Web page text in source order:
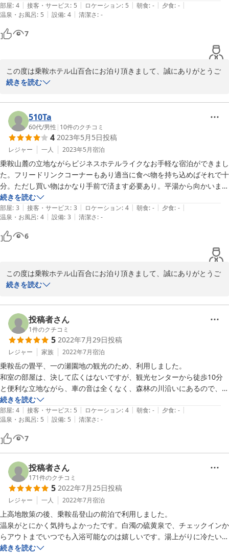
今度は屋外のBBQをリベンジしに行きたいと思います。
部屋: 4 | 接客・サービス: 5 | ロケーション: 5 | 朝食: - | 夕食: - |
温泉・お風呂: 5 | 設備: 4 | 清潔さ: -
7
この度は乗鞍ホテル山百合にお泊り頂きまして、誠にありがとうご
ざいます。
販売前のBBQお試しプランでしたが、2泊とも雨で楽しんで頂けた
が気がかりでした。
個室食堂でお子様もTV見ながら楽しめたようで安心しました。
温泉はたくさん利用されたみたいで、
何もない宿ですが、天然温泉を楽しんで頂けたなら幸いです。
また、BBQリベンジや冬の時期いらっしゃるのを
お待ちしております。
2023-07-14
続きを読む
510Ta
60代/男性 | 10件のクチコミ
4 2023年5月5日投稿
レジャー 一人 2023年5月宿泊
乗鞍山麓の立地ながらビジネスホテルライクなお手軽な宿泊ができまし
た。フリードリンクコーナーもあり適当に食べ物を持ち込めばそれで十
分。ただし買い物はかなり手前で済ます必要あり。平湯から向かいまし
たが道中にコンビニは無し。お風呂は乳白色の硫黄臭漂う本格温泉。
続きを読む
部屋: 3 | 接客・サービス: 3 | ロケーション: 4 | 朝食: - | 夕食: - |
温泉・お風呂: 4 | 設備: 3 | 清潔さ: -
6
この度は乗鞍ホテル山百合にお泊り頂きまして、誠にありがとうご
ざいます。
現在素泊まりのみの営業となっておりますが、手軽に宿泊出来る天
然硫黄泉の宿として満足して頂けるように努めております。
少しでも満足して頂けたなら幸いです。
フリードリンクは今年のGWから始めました。
（お茶、麦茶、コーヒー、フレーバーティー）
古い宿ですが、少しでもお客様に快適な宿泊になればと思います。
季節を変えて、またのお越しをお待ちしております。
この度は、クチコミ投稿ありがとうございました。
2023-05-12
続きを読む
投稿者さん
1件のクチコミ
5 2022年7月29日投稿
レジャー 家族 2022年7月宿泊
乗鞍岳の畳平、一の瀬園地の観光のため、利用しました。
和室の部屋は、決して広くはないですが、観光センターから徒歩10分
と便利な立地ながら、車の音は全くなく、森林の川沿いにあるので、と
ても雰囲気良かったです。
廊下にトースター、レンジ、ポットがあります。
温泉は、低学年の子供には熱く、足だけ浸かっていましたが、私には最
高でした。木の床も癒されます。
洗面所や風呂場の掃除面は、正直あまり行き届いていなく…  神経質な
方は気になるとおもいますが、古さがよくはあります。
トイレは洋式で清潔です。
全体的に、とてもゆったり過ごすことができました。
続きを読む
部屋: 4 | 接客・サービス: 5 | ロケーション: 4 | 朝食: - | 夕食: - |
温泉・お風呂: 5 | 設備: 5 | 清潔さ: -
7
投稿者さん
171件のクチコミ
5 2022年7月25日投稿
レジャー 一人 2022年7月宿泊
上高地散策の後、乗鞍岳登山の前泊で利用しました。
温泉がとにかく気持ちよかったです。白濁の硫黄泉で、チェックインか
らアウトまでいつでも入浴可能なのは嬉しいです。湯上がりに冷たい水
も用意されていました。到着時、夜、早朝の3回利用しましたが、タイ
続きを読む